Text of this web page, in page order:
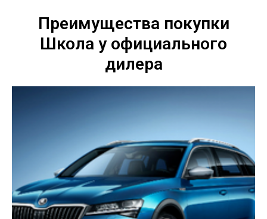
Преимущества покупки
Школа у официального
дилера